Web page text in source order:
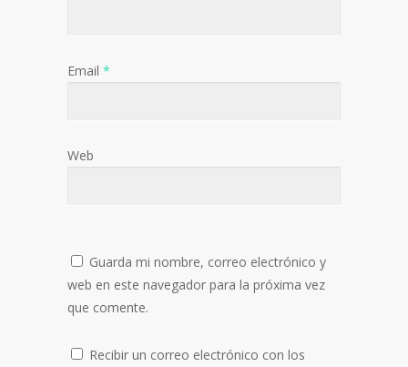
Email *
Web
Guarda mi nombre, correo electrónico y
web en este navegador para la próxima vez
que comente.
Recibir un correo electrónico con los